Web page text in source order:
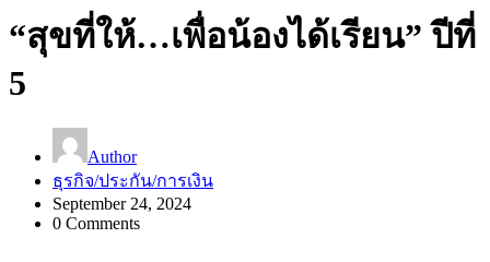
“สุขที่ให้…เพื่อน้องได้เรียน” ปีที่
5
Author
ธุรกิจ/ประกัน/การเงิน
September 24, 2024
0 Comments